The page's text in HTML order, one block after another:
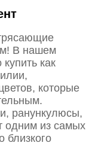
В нашем
как
которые
ранункулюсы,
одним из самых
близкого